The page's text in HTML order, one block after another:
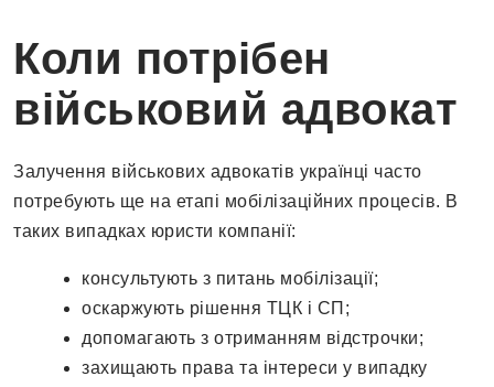
Коли потрібен
військовий адвокат
Залучення військових адвокатів українці часто
потребують ще на етапі мобілізаційних процесів. В
таких випадках юристи компанії:
консультують з питань мобілізації;
оскаржують рішення ТЦК і СП;
допомагають з отриманням відстрочки;
захищають права та інтереси у випадку